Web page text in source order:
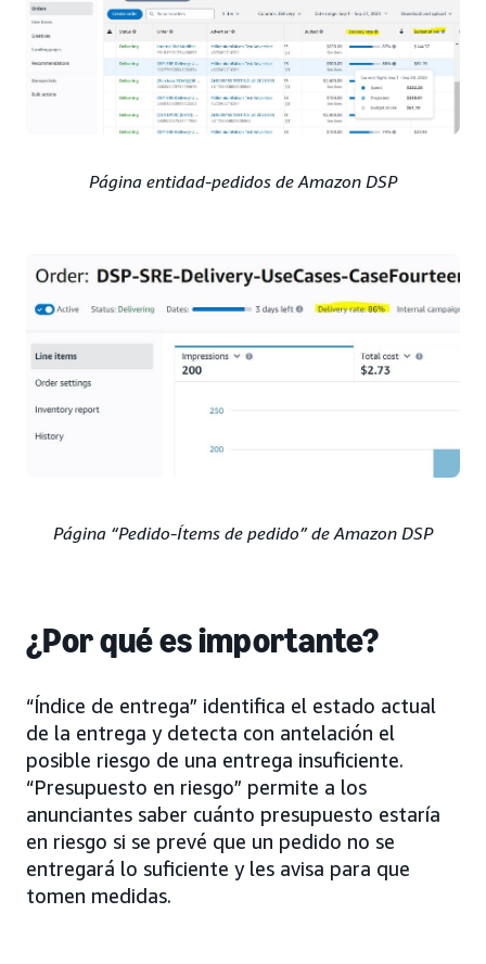
Página entidad-pedidos de Amazon DSP
Página “Pedido-Ítems de pedido” de Amazon DSP
¿Por qué es importante?
“Índice de entrega” identifica el estado actual
de la entrega y detecta con antelación el
posible riesgo de una entrega insuficiente.
“Presupuesto en riesgo” permite a los
anunciantes saber cuánto presupuesto estaría
en riesgo si se prevé que un pedido no se
entregará lo suficiente y les avisa para que
tomen medidas.